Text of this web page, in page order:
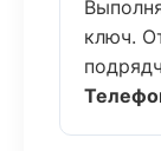
ключ.